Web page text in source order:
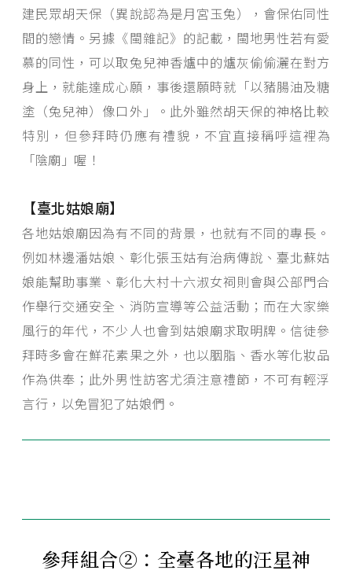
建民眾胡天保（異說認為是月宮玉兔），會保佑同性
間的戀情。另據《閩雜記》的記載，閩地男性若有愛
慕的同性，可以取兔兒神香爐中的爐灰偷偷灑在對方
身上，就能達成心願，事後還願時就「以豬腸油及糖
塗（兔兒神）像口外」。此外雖然胡天保的神格比較
特別，但參拜時仍應有禮貌，不宜直接稱呼這裡為
「陰廟」喔！
【臺北姑娘廟】
各地姑娘廟因為有不同的背景，也就有不同的專長。
例如林邊潘姑娘、彰化張玉姑有治病傳說、臺北蘇姑
娘能幫助事業、彰化大村十六淑女祠則會與公部門合
作舉行交通安全、消防宣導等公益活動；而在大家樂
風行的年代，不少人也會到姑娘廟求取明牌。信徒參
拜時多會在鮮花素果之外，也以胭脂、香水等化妝品
作為供奉；此外男性訪客尤須注意禮節，不可有輕浮
言行，以免冒犯了姑娘們。
參拜組合②：全臺各地的汪星神